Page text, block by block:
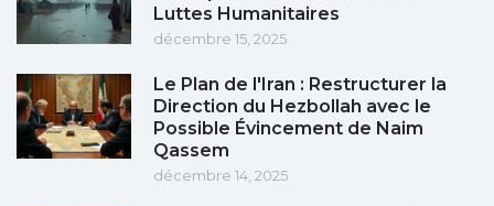
Luttes Humanitaires
décembre 15, 2025
Le Plan de l'Iran : Restructurer la
Direction du Hezbollah avec le
Possible Évincement de Naim
Qassem
décembre 14, 2025